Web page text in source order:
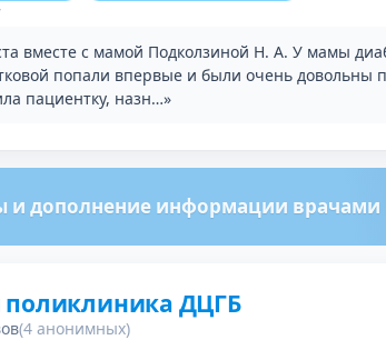
вместе с мамой Подколзиной Н. А. У мамы
попали впервые и были очень довольны
пациентку, назн…»
и дополнение информации врачами
поликлиника ДЦГБ
(4 анонимных)